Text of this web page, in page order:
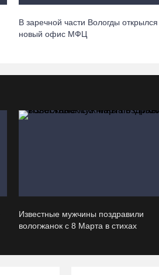
В заречной части Вологды открылся
новый офис МФЦ
Известные мужчины поздравили
вологжанок с 8 Марта в стихах